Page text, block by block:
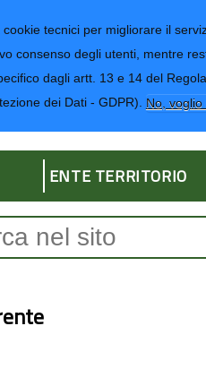
tecnici per migliorare il
consenso degli utenti, mentre
dagli artt. 13 e 14 del
dei Dati - GDPR). No,
di Imperia
ENTE TERRITORIO